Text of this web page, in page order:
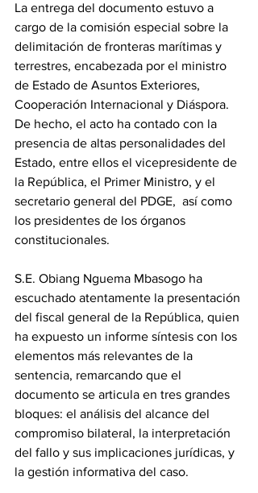
La entrega del documento estuvo a
cargo de la comisión especial sobre la
delimitación de fronteras marítimas y
terrestres, encabezada por el ministro
de Estado de Asuntos Exteriores,
Cooperación Internacional y Diáspora.
De hecho, el acto ha contado con la
presencia de altas personalidades del
Estado, entre ellos el vicepresidente de
la República, el Primer Ministro, y el
secretario general del PDGE,  así como
los presidentes de los órganos
constitucionales.
S.E. Obiang Nguema Mbasogo ha
escuchado atentamente la presentación
del fiscal general de la República, quien
ha expuesto un informe síntesis con los
elementos más relevantes de la
sentencia, remarcando que el
documento se articula en tres grandes
bloques: el análisis del alcance del
compromiso bilateral, la interpretación
del fallo y sus implicaciones jurídicas, y
la gestión informativa del caso.